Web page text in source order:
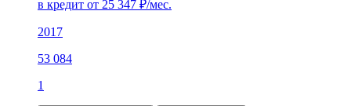
в кредит от 25 347 ₽/мес.
2017
53 084
1